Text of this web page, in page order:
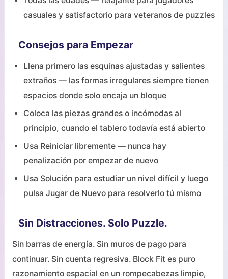
casuales y satisfactorio para veteranos de puzzles
Consejos para Empezar
Llena primero las esquinas ajustadas y salientes
extraños — las formas irregulares siempre tienen
espacios donde solo encaja un bloque
Coloca las piezas grandes o incómodas al
principio, cuando el tablero todavía está abierto
Usa Reiniciar libremente — nunca hay
penalización por empezar de nuevo
Usa Solución para estudiar un nivel difícil y luego
pulsa Jugar de Nuevo para resolverlo tú mismo
Sin Distracciones. Solo Puzzle.
Sin barras de energía. Sin muros de pago para
continuar. Sin cuenta regresiva. Block Fit es puro
razonamiento espacial en un rompecabezas limpio,